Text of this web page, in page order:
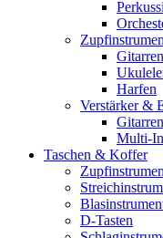
Gitarren
Harfen
Verstärker &
Multi-
Taschen & Koffer
D-Tasten